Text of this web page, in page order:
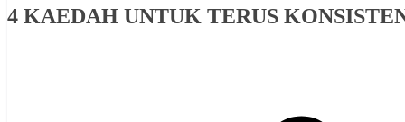
4 KAEDAH UNTUK TERUS